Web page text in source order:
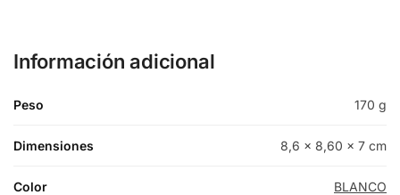
Información adicional
Peso 170 g
Dimensiones 8,6 × 8,60 × 7 cm
Color BLANCO